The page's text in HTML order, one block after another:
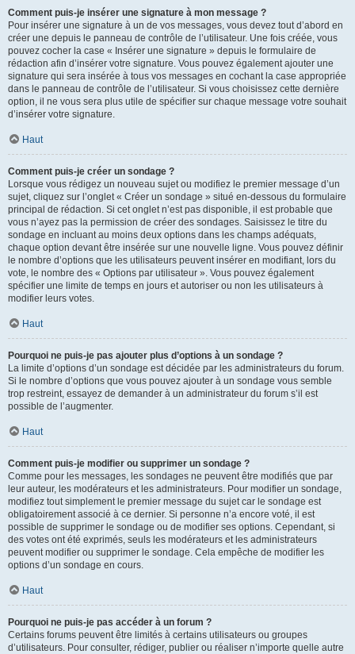
Comment puis-je insérer une signature à mon message ?
Pour insérer une signature à un de vos messages, vous devez tout d’abord en
créer une depuis le panneau de contrôle de l’utilisateur. Une fois créée, vous
pouvez cocher la case « Insérer une signature » depuis le formulaire de
rédaction afin d’insérer votre signature. Vous pouvez également ajouter une
signature qui sera insérée à tous vos messages en cochant la case appropriée
dans le panneau de contrôle de l’utilisateur. Si vous choisissez cette dernière
option, il ne vous sera plus utile de spécifier sur chaque message votre souhait
d’insérer votre signature.
Haut
Comment puis-je créer un sondage ?
Lorsque vous rédigez un nouveau sujet ou modifiez le premier message d’un
sujet, cliquez sur l’onglet « Créer un sondage » situé en-dessous du formulaire
principal de rédaction. Si cet onglet n’est pas disponible, il est probable que
vous n’ayez pas la permission de créer des sondages. Saisissez le titre du
sondage en incluant au moins deux options dans les champs adéquats,
chaque option devant être insérée sur une nouvelle ligne. Vous pouvez définir
le nombre d’options que les utilisateurs peuvent insérer en modifiant, lors du
vote, le nombre des « Options par utilisateur ». Vous pouvez également
spécifier une limite de temps en jours et autoriser ou non les utilisateurs à
modifier leurs votes.
Haut
Pourquoi ne puis-je pas ajouter plus d’options à un sondage ?
La limite d’options d’un sondage est décidée par les administrateurs du forum.
Si le nombre d’options que vous pouvez ajouter à un sondage vous semble
trop restreint, essayez de demander à un administrateur du forum s’il est
possible de l’augmenter.
Haut
Comment puis-je modifier ou supprimer un sondage ?
Comme pour les messages, les sondages ne peuvent être modifiés que par
leur auteur, les modérateurs et les administrateurs. Pour modifier un sondage,
modifiez tout simplement le premier message du sujet car le sondage est
obligatoirement associé à ce dernier. Si personne n’a encore voté, il est
possible de supprimer le sondage ou de modifier ses options. Cependant, si
des votes ont été exprimés, seuls les modérateurs et les administrateurs
peuvent modifier ou supprimer le sondage. Cela empêche de modifier les
options d’un sondage en cours.
Haut
Pourquoi ne puis-je pas accéder à un forum ?
Certains forums peuvent être limités à certains utilisateurs ou groupes
d’utilisateurs. Pour consulter, rédiger, publier ou réaliser n’importe quelle autre